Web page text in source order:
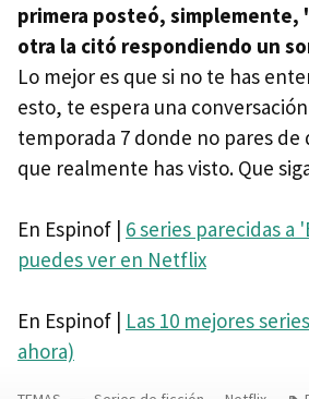
primera posteó, simplemente,
otra la citó respondiendo un
Lo mejor es que si no te has
esto, te espera una
temporada 7 donde no pares de
que realmente has visto. Que
En Espinof | 6 series parecidas a
puedes ver en Netflix
En Espinof | Las 10 mejores
ahora)